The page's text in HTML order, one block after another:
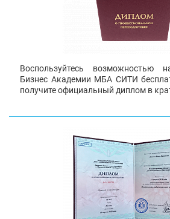
Воспользуйтесь возможностью
Бизнес Академии МБА СИТИ
получите официальный диплом в